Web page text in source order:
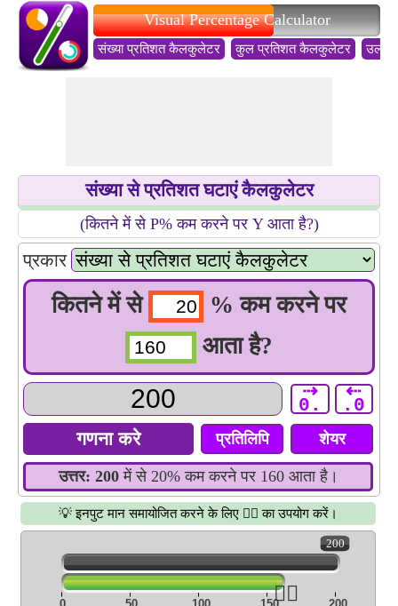
Visual Percentage Calculator
संख्या प्रतिशत कैलकुलेटर कुल प्रतिशत कैलकुलेटर उलटा
संख्या से प्रतिशत घटाएं कैलकुलेटर
(कितने में से P% कम करने पर Y आता है?)
प्रकार
कितने में से
% कम करने पर
आता है?
⇢
0.
⇠
.0
प्रतिलिपि शेयर
उत्तर: 200में से 20% कम करने पर 160 आता है।
💡 इनपुट मान समायोजित करने के लिए 👆🏻 का उपयोग करें।
200
👆🏻